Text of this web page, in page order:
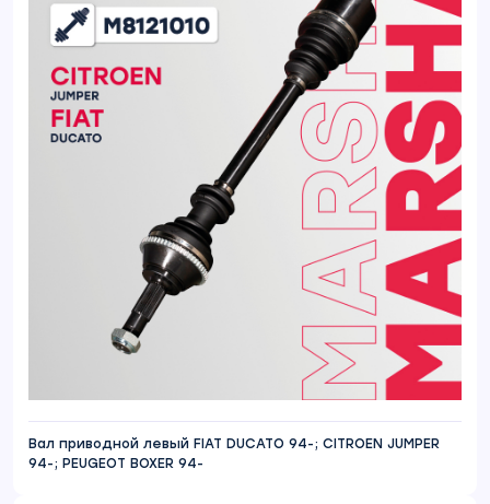
Вал приводной левый FIAT DUCATO 94-; CITROEN JUMPER
94-; PEUGEOT BOXER 94-